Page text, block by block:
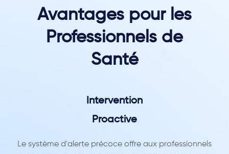
Avantages pour les
Professionnels de
Santé
Intervention
Proactive
Le système d'alerte précoce offre aux professionnels